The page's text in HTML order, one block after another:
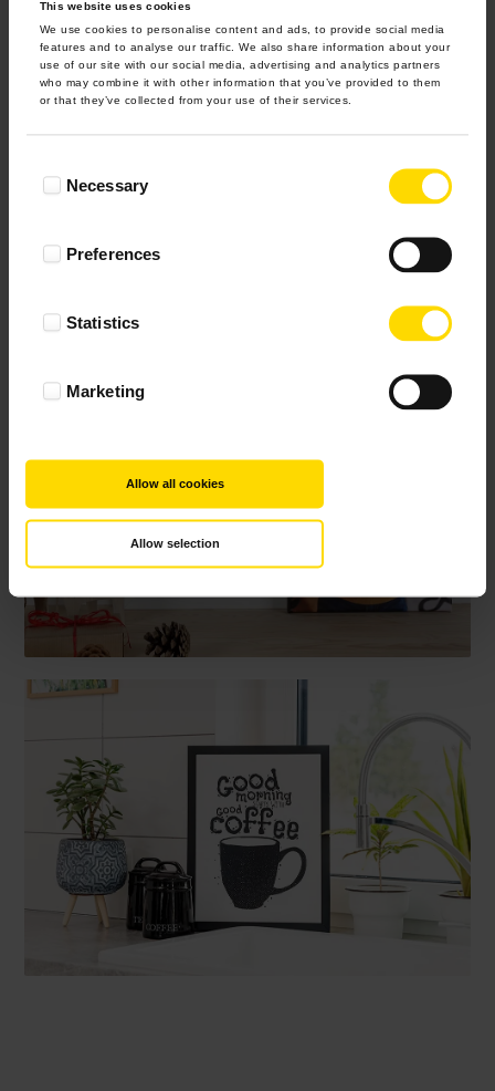
This website uses cookies
We use cookies to personalise content and ads, to provide social media
features and to analyse our traffic. We also share information about your
use of our site with our social media, advertising and analytics partners
who may combine it with other information that you’ve provided to them
or that they’ve collected from your use of their services.
SelectionNecessary
Preferences
Statistics
Marketing
Allow all cookies
Allow selection
Inspiracje